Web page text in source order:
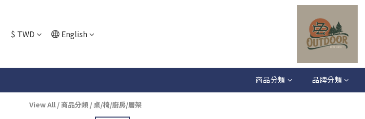
$ TWD English
商品分類 品牌分類
View All / 商品分類 /桌/椅/廚房/層架